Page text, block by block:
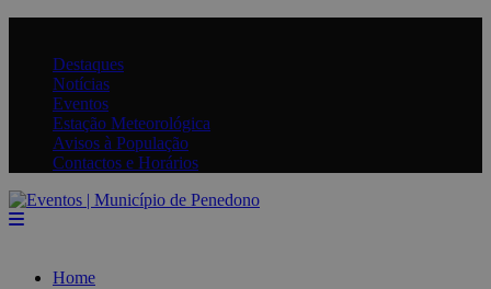
Destaques
Notícias
Eventos
Estação Meteorológica
Avisos à População
Contactos e Horários
Home